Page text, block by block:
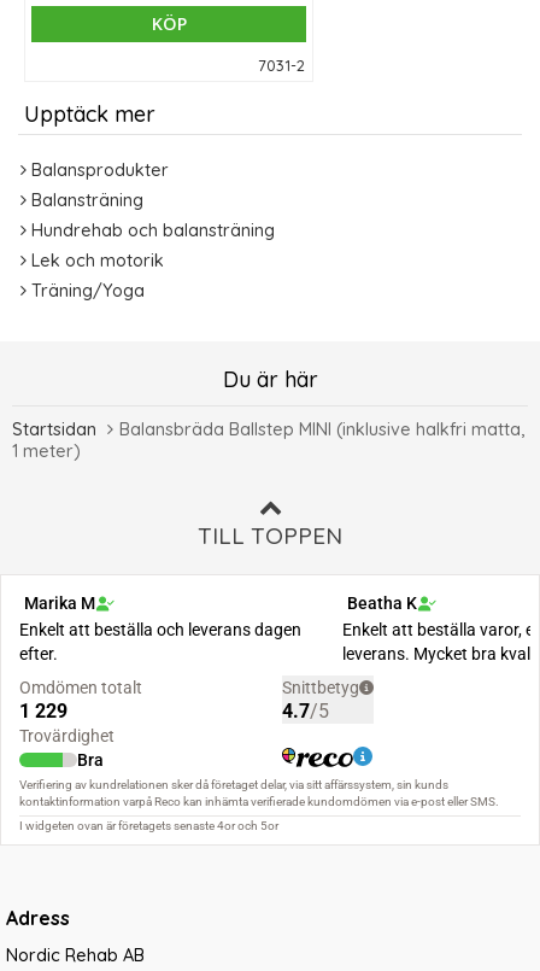
KÖP
7031-2
Upptäck mer
Balansprodukter
Balansträning
Hundrehab och balansträning
Lek och motorik
Träning/Yoga
Du är här
Startsidan
Balansbräda Ballstep MINI (inklusive halkfri matta,
1 meter)
TILL TOPPEN
Adress
Nordic Rehab AB